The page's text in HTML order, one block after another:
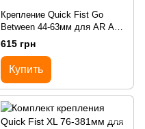
Крепление Quick Fist Go
Between 44-63мм для AR АК
1шт.
615 грн
Купить